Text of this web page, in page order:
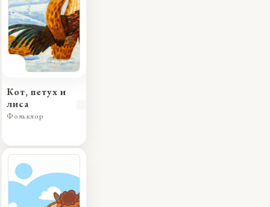
Кот, петух и
лиса
Фольклор